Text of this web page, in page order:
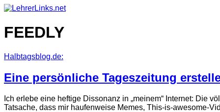
Skip
content
FEEDLY
Halbtagsblog.de:
Eine persönliche Tageszeitung
Ich erlebe eine heftige Dissonanz in „meinem“ Internet: Die
Tatsache, dass mir haufenweise Memes, This-is-awesome-